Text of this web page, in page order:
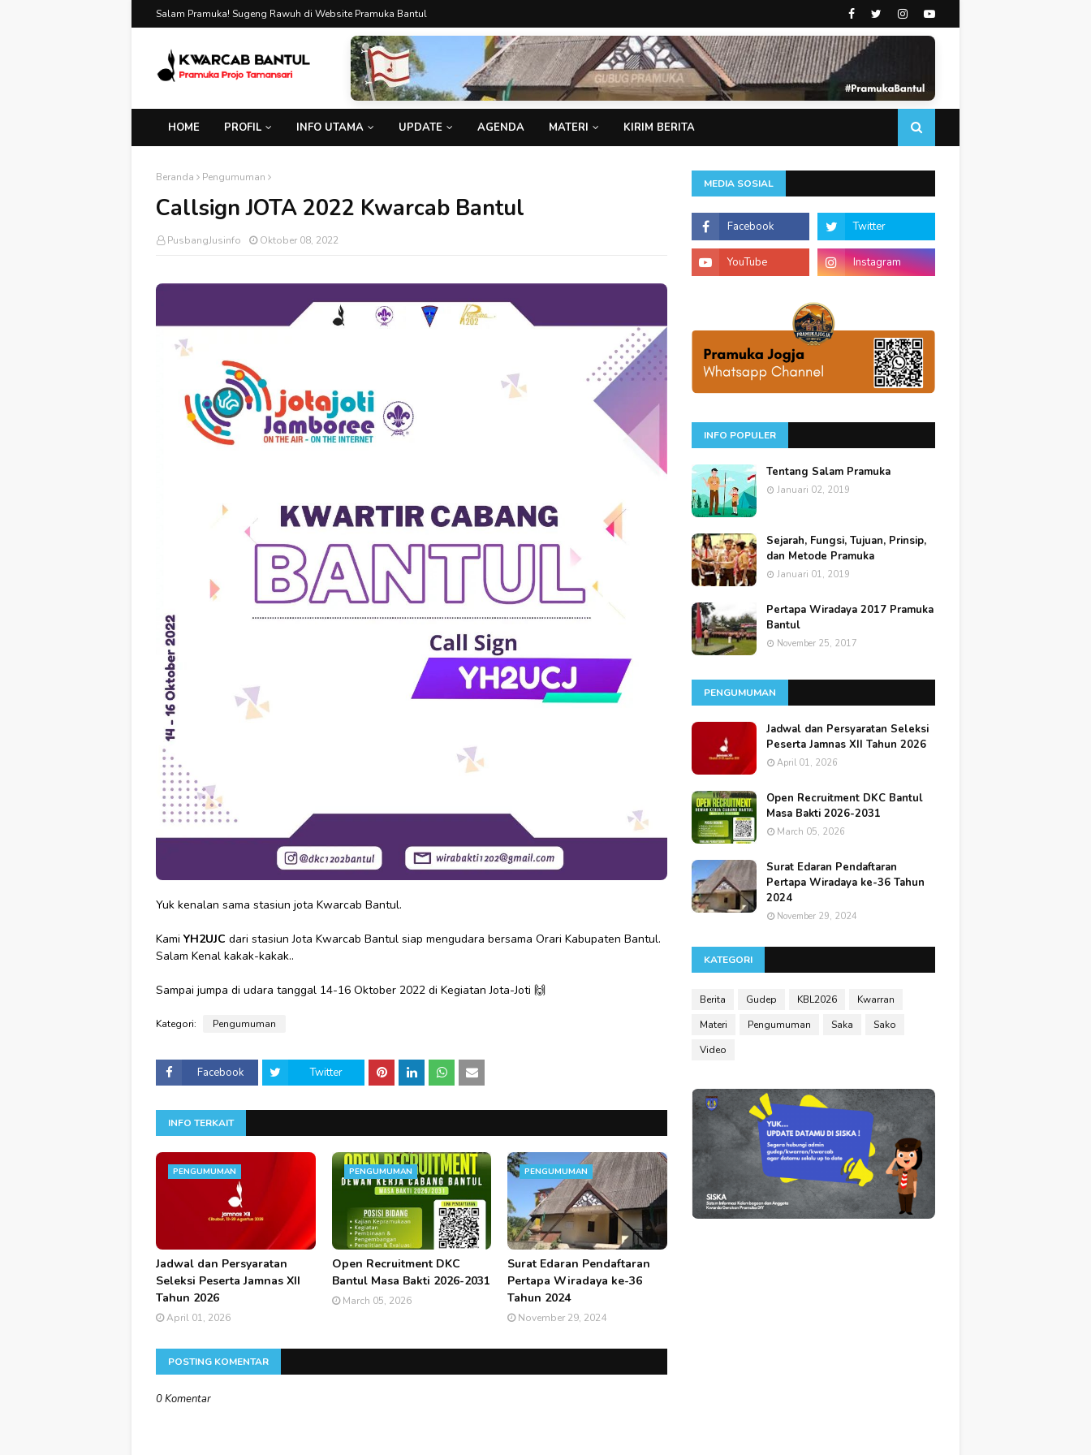
Salam Pramuka! Sugeng Rawuh di Website Pramuka Bantul
HOME PROFIL INFO UTAMA UPDATE AGENDA MATERI KIRIM BERITA
Beranda Pengumuman
Callsign JOTA 2022 Kwarcab Bantul
PusbangJusinfo Oktober 08, 2022
Yuk kenalan sama stasiun jota Kwarcab Bantul.
Kami YH2UJC dari stasiun Jota Kwarcab Bantul siap mengudara bersama Orari Kabupaten Bantul.
Salam Kenal kakak-kakak..
Sampai jumpa di udara tanggal 14-16 Oktober 2022 di Kegiatan Jota-Joti 🙌
Kategori: Pengumuman
Facebook Twitter
INFO TERKAIT
PENGUMUMAN
Jadwal dan Persyaratan
Seleksi Peserta Jamnas XII
Tahun 2026
April 01, 2026
PENGUMUMAN
Open Recruitment DKC
Bantul Masa Bakti 2026-2031
March 05, 2026
PENGUMUMAN
Surat Edaran Pendaftaran
Pertapa Wiradaya ke-36
Tahun 2024
November 29, 2024
POSTING KOMENTAR
0 Komentar
MEDIA SOSIAL
INFO POPULER
Tentang Salam Pramuka
Januari 02, 2019
Sejarah, Fungsi, Tujuan, Prinsip,
dan Metode Pramuka
Januari 01, 2019
Pertapa Wiradaya 2017 Pramuka
Bantul
November 25, 2017
PENGUMUMAN
Jadwal dan Persyaratan Seleksi
Peserta Jamnas XII Tahun 2026
April 01, 2026
Open Recruitment DKC Bantul
Masa Bakti 2026-2031
March 05, 2026
Surat Edaran Pendaftaran
Pertapa Wiradaya ke-36 Tahun
2024
November 29, 2024
KATEGORI
Berita Gudep KBL2026
Kwarran
Materi
Pengumuman Saka
Sako
Video